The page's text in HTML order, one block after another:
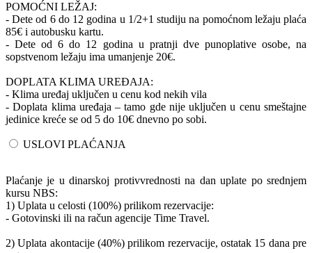
POMOĆNI LEŽAJ:
- Dete od 6 do 12 godina u 1/2+1 studiju na pomoćnom ležaju plaća
85€ i autobusku kartu.
- Dete od 6 do 12 godina u pratnji dve punoplative osobe, na
sopstvenom ležaju ima umanjenje 20€.
DOPLATA KLIMA UREĐAJA:
- Klima uređaj uključen u cenu kod nekih vila
- Doplata klima uređaja – tamo gde nije uključen u cenu smeštajne
jedinice kreće se od 5 do 10€ dnevno po sobi.
USLOVI PLAĆANJA
Plaćanje je u dinarskoj protivvrednosti na dan uplate po srednjem
kursu NBS:
1) Uplata u celosti (100%) prilikom rezervacije:
- Gotovinski ili na račun agencije Time Travel.
2) Uplata akontacije (40%) prilikom rezervacije, ostatak 15 dana pre